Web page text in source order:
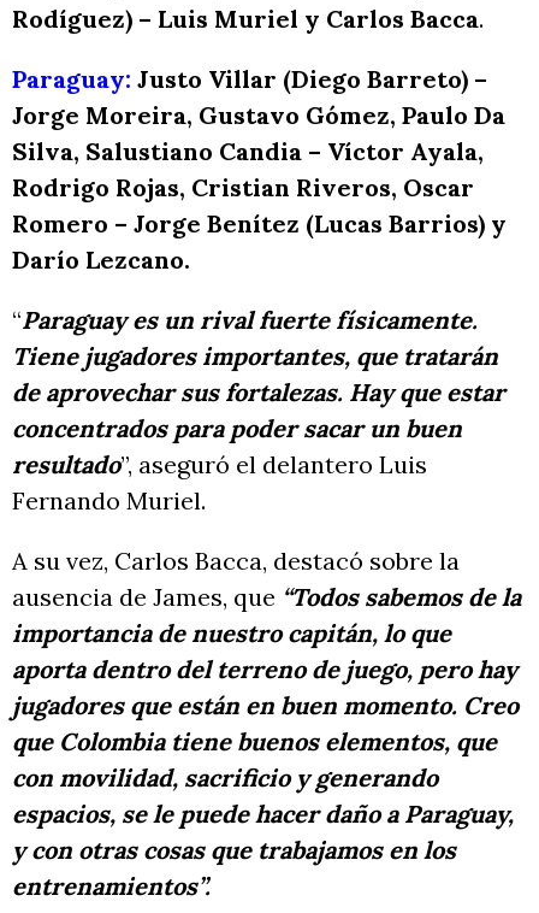
Rodíguez) – Luis Muriel y Carlos Bacca.
Paraguay: Justo Villar (Diego Barreto) –
Jorge Moreira, Gustavo Gómez, Paulo Da
Silva, Salustiano Candia – Víctor Ayala,
Rodrigo Rojas, Cristian Riveros, Oscar
Romero – Jorge Benítez (Lucas Barrios) y
Darío Lezcano.
“Paraguay es un rival fuerte físicamente.
Tiene jugadores importantes, que tratarán
de aprovechar sus fortalezas. Hay que estar
concentrados para poder sacar un buen
resultado”, aseguró el delantero Luis
Fernando Muriel.
A su vez, Carlos Bacca, destacó sobre la
ausencia de James, que “Todos sabemos de la
importancia de nuestro capitán, lo que
aporta dentro del terreno de juego, pero hay
jugadores que están en buen momento. Creo
que Colombia tiene buenos elementos, que
con movilidad, sacrificio y generando
espacios, se le puede hacer daño a Paraguay,
y con otras cosas que trabajamos en los
entrenamientos”.